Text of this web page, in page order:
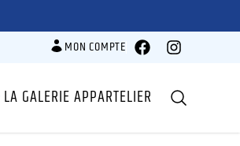
MON COMPTE FacebookInstagram
LA GALERIE APPARTELIER Recherche